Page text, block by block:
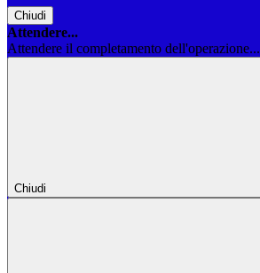
Chiudi
Attendere...
Attendere il completamento dell'operazione...
Chiudi